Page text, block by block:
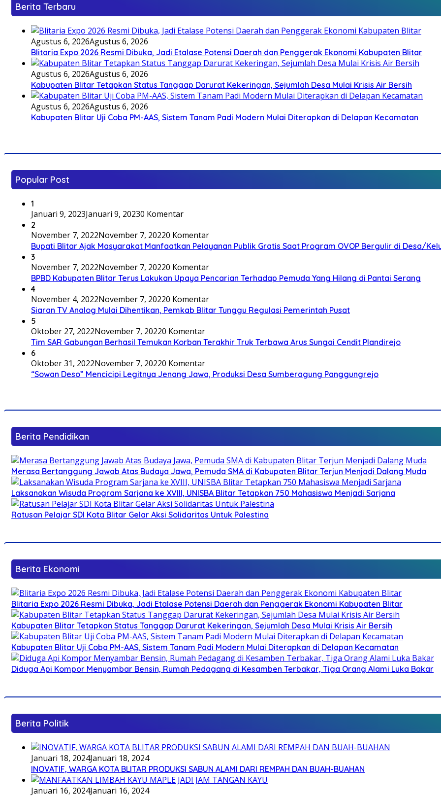
Berita Terbaru
Agustus 6, 2026Agustus 6, 2026
Blitaria Expo 2026 Resmi Dibuka, Jadi Etalase Potensi Daerah dan Penggerak Ekonomi Kabupaten Blitar
Agustus 6, 2026Agustus 6, 2026
Kabupaten Blitar Tetapkan Status Tanggap Darurat Kekeringan, Sejumlah Desa Mulai Krisis Air Bersih
Agustus 6, 2026Agustus 6, 2026
Kabupaten Blitar Uji Coba PM-AAS, Sistem Tanam Padi Modern Mulai Diterapkan di Delapan Kecamatan
Popular Post
1
Januari 9, 2023Januari 9, 20230 Komentar
2
November 7, 2022November 7, 20220 Komentar
Bupati Blitar Ajak Masyarakat Manfaatkan Pelayanan Publik Gratis Saat Program OVOP Bergulir di Desa/
3
November 7, 2022November 7, 20220 Komentar
BPBD Kabupaten Blitar Terus Lakukan Upaya Pencarian Terhadap Pemuda Yang Hilang di Pantai Serang
4
November 4, 2022November 7, 20220 Komentar
Siaran TV Analog Mulai Dihentikan, Pemkab Blitar Tunggu Regulasi Pemerintah Pusat
5
Oktober 27, 2022November 7, 20220 Komentar
Tim SAR Gabungan Berhasil Temukan Korban Terakhir Truk Terbawa Arus Sungai Cendit Plandirejo
6
Oktober 31, 2022November 7, 20220 Komentar
“Sowan Deso” Mencicipi Legitnya Jenang Jawa, Produksi Desa Sumberagung Panggungrejo
Berita Pendidikan
Merasa Bertanggung Jawab Atas Budaya Jawa, Pemuda SMA di Kabupaten Blitar Terjun Menjadi Dalang Muda
Laksanakan Wisuda Program Sarjana ke XVIII, UNISBA Blitar Tetapkan 750 Mahasiswa Menjadi Sarjana
Ratusan Pelajar SDI Kota Blitar Gelar Aksi Solidaritas Untuk Palestina
Berita Ekonomi
Blitaria Expo 2026 Resmi Dibuka, Jadi Etalase Potensi Daerah dan Penggerak Ekonomi Kabupaten Blitar
Kabupaten Blitar Tetapkan Status Tanggap Darurat Kekeringan, Sejumlah Desa Mulai Krisis Air Bersih
Kabupaten Blitar Uji Coba PM-AAS, Sistem Tanam Padi Modern Mulai Diterapkan di Delapan Kecamatan
Diduga Api Kompor Menyambar Bensin, Rumah Pedagang di Kesamben Terbakar, Tiga Orang Alami Luka Bakar
Berita Politik
Januari 18, 2024Januari 18, 2024
INOVATIF, WARGA KOTA BLITAR PRODUKSI SABUN ALAMI DARI REMPAH DAN BUAH-BUAHAN
Januari 16, 2024Januari 16, 2024